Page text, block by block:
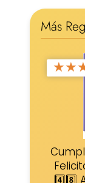
Más
★★
4️⃣8️⃣